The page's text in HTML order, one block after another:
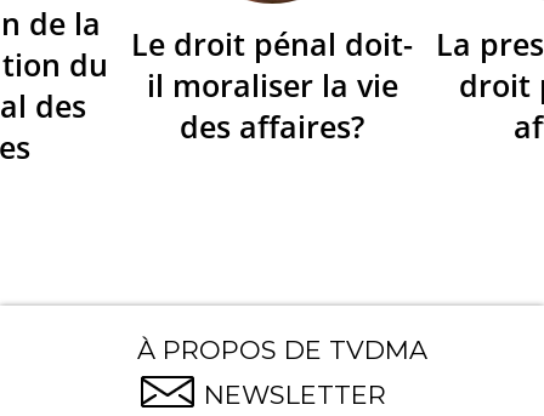
de la
du
des
Le droit pénal doit-
il moraliser la vie
des affaires?
La
droit
À PROPOS DE TVDMA
NEWSLETTER